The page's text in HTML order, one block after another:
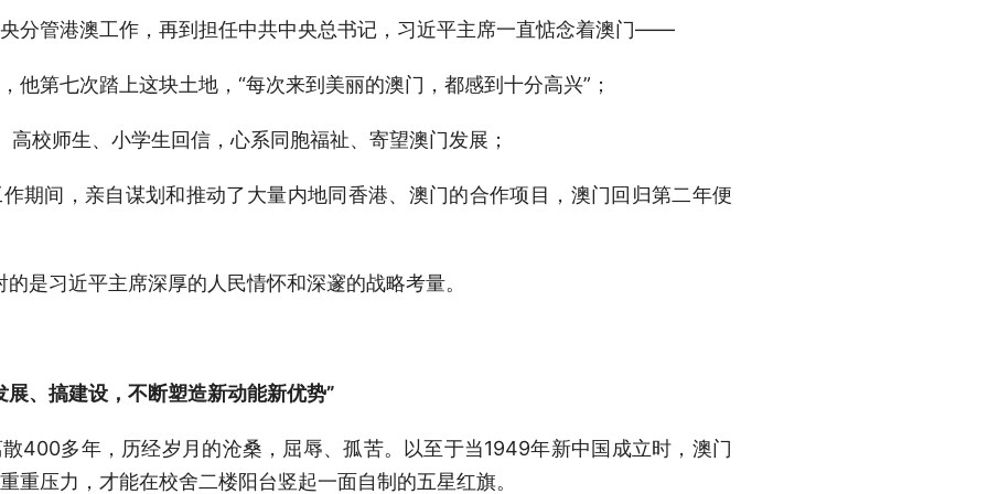
分管港澳工作，再到担任中共中央总书记，习近平主席一直惦念着澳门——
他第七次踏上这块土地，“每次来到美丽的澳门，都感到十分高兴”；
高校师生、小学生回信，心系同胞福祉、寄望澳门发展；
期间，亲自谋划和推动了大量内地同香港、澳门的合作项目，澳门回归第二年便
是习近平主席深厚的人民情怀和深邃的战略考量。
展、搞建设，不断塑造新动能新优势”
400多年，历经岁月的沧桑，屈辱、孤苦。以至于当1949年新中国成立时，澳门
重压力，才能在校舍二楼阳台竖起一面自制的五星红旗。